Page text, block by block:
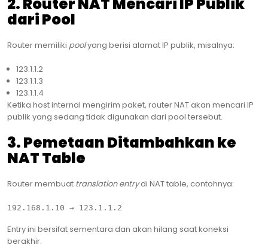
2. Router NAT Mencari IP Publik
dari Pool
Router memiliki poolyang berisi alamat IP publik, misalnya:
123.1.1.2
123.1.1.3
123.1.1.4
Ketika host internal mengirim paket, router NAT akan mencari IP
publik yang sedang tidak digunakan dari pool tersebut.
3. Pemetaan Ditambahkan ke
NAT Table
Router membuat translation entrydi NAT table, contohnya:
Entry ini bersifat sementara dan akan hilang saat koneksi
berakhir.